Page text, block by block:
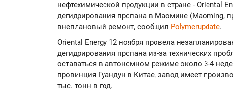
нефтехимической продукции в стране - Oriental
дегидрирования пропана в Маомине (Maoming,
внеплановый ремонт, сообщил Polymerupdate.
Oriental Energy 12 ноября провела
дегидрирования пропана из-за технических
оставаться в автономном режиме около 3-4
провинция Гуандун в Китае, завод имеет
тыс. тонн в год.